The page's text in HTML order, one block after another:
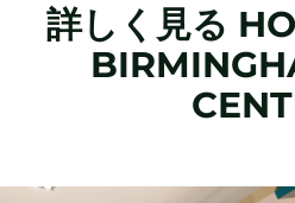
詳しく見る